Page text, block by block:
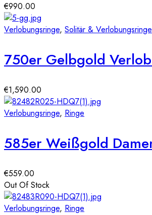
€990.00
Verlobungsringe, Solitär & Verlobungsringe
€1,590.00
Verlobungsringe, Ringe
€559.00
Out Of Stock
Verlobungsringe, Ringe